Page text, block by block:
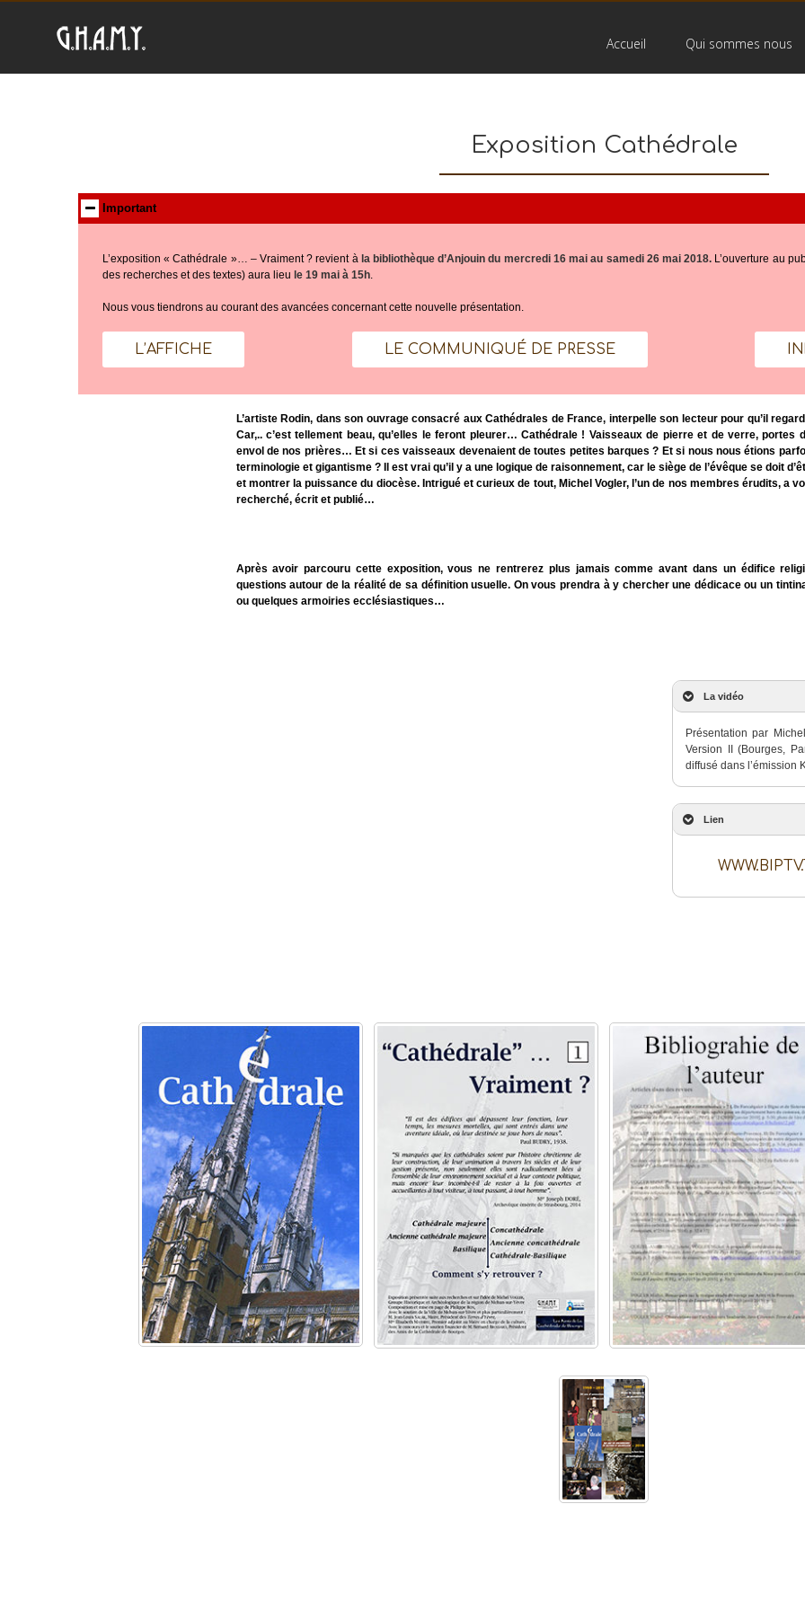
Accueil Qui sommes nous
Exposition Cathédrale
Important
L’exposition « Cathédrale »… – Vraiment ? revient à la bibliothèque d’Anjouin du mercredi 16 mai au samedi 26 mai 2018. L’ouverture au
des recherches et des textes) aura lieu le 19 mai à 15h.
Nous vous tiendrons au courant des avancées concernant cette nouvelle présentation.
L’AFFICHE LE COMMUNIQUÉ DE PRESSE
L’artiste Rodin, dans son ouvrage consacré aux Cathédrales de France, interpelle son lecteur pour qu’il
Car,.. c’est tellement beau, qu’elles le feront pleurer… Cathédrale ! Vaisseaux de pierre et de verre,
envol de nos prières… Et si ces vaisseaux devenaient de toutes petites barques ? Et si nous nous étions
terminologie et gigantisme ? Il est vrai qu’il y a une logique de raisonnement, car le siège de l’évêque se doit
et montrer la puissance du diocèse. Intrigué et curieux de tout, Michel Vogler, l’un de nos membres érudits, a
recherché, écrit et publié…
Après avoir parcouru cette exposition, vous ne rentrerez plus jamais comme avant dans un édifice
questions autour de la réalité de sa définition usuelle. On vous prendra à y chercher une dédicace ou un
ou quelques armoiries ecclésiastiques…
La vidéo
Présentation par
Version II (Bourges,
diffusé dans l’émission
Lien